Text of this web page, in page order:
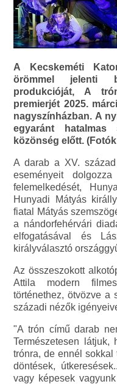
A Kecskeméti
örömmel jelenti
produkcióját, A
premierjét 2025.
nagyszínházban. A
egyaránt
közönség előtt.
A darab a XV.
eseményeit
felemelkedését,
Hunyadi Mátyás
fiatal Mátyás
a nándorfehérvári
elfogatásával és
királyválasztó
Az összeszokott
Attila modern
történethez, ötvözve a
századi nézők
"A trón című darab
Természetesen
trónra, de ennél
döntések,
vagy képesek